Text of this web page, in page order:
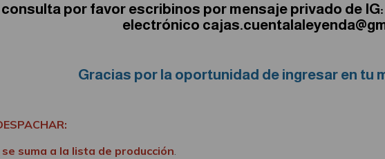
por favor escribinos por mensaje privado de
electrónico
Gracias por la oportunidad de ingresar en tu
se suma a la lista de producción.